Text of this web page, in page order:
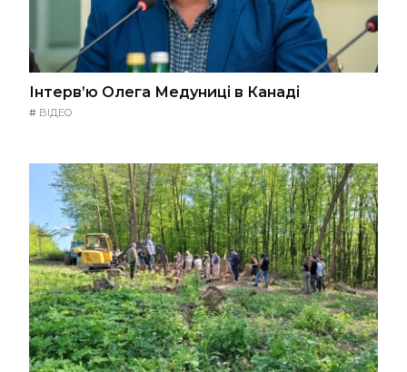
Інтерв’ю Олега Медуниці в Канаді
# ВІДЕО